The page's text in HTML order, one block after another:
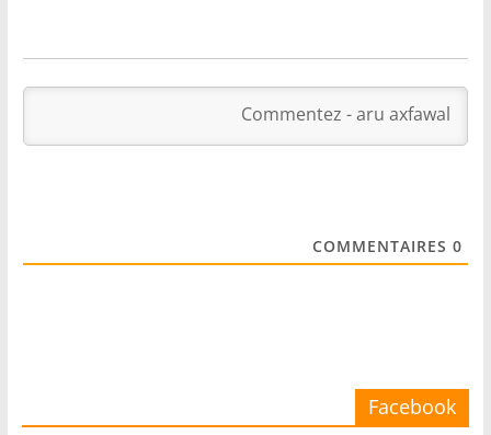
0
COMMENTAIRES
Facebook